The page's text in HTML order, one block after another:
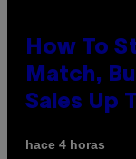
How To
Match,
Sales Up
hace 4 horas